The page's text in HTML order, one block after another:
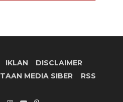
IKLAN
DISCLAIMER
MEDIA SIBER
RSS